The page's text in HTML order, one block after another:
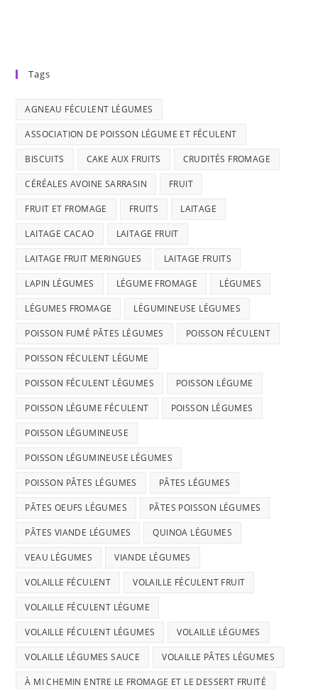
Tags
AGNEAU FÉCULENT LÉGUMES
ASSOCIATION DE POISSON LÉGUME ET FÉCULENT
BISCUITS CAKE AUX FRUITS CRUDITÉS FROMAGE
CÉRÉALES AVOINE SARRASIN FRUIT
FRUIT ET FROMAGE FRUITS LAITAGE
LAITAGE CACAO LAITAGE FRUIT
LAITAGE FRUIT MERINGUES LAITAGE FRUITS
LAPIN LÉGUMES LÉGUME FROMAGE LÉGUMES
LÉGUMES FROMAGE LÉGUMINEUSE LÉGUMES
POISSON FUMÉ PÂTES LÉGUMES POISSON FÉCULENT
POISSON FÉCULENT LÉGUME
POISSON FÉCULENT LÉGUMES POISSON LÉGUME
POISSON LÉGUME FÉCULENT POISSON LÉGUMES
POISSON LÉGUMINEUSE
POISSON LÉGUMINEUSE LÉGUMES
POISSON PÂTES LÉGUMES PÂTES LÉGUMES
PÂTES OEUFS LÉGUMES PÂTES POISSON LÉGUMES
PÂTES VIANDE LÉGUMES QUINOA LÉGUMES
VEAU LÉGUMES VIANDE LÉGUMES
VOLAILLE FÉCULENT VOLAILLE FÉCULENT FRUIT
VOLAILLE FÉCULENT LÉGUME
VOLAILLE FÉCULENT LÉGUMES VOLAILLE LÉGUMES
VOLAILLE LÉGUMES SAUCE VOLAILLE PÂTES LÉGUMES
À MI CHEMIN ENTRE LE FROMAGE ET LE DESSERT FRUITÉ